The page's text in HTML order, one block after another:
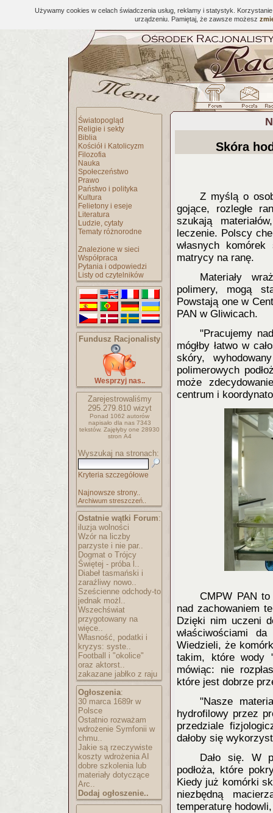
Używamy cookies w celach świadczenia usług, reklamy i statystyk.
urządzeniu. Pamiętaj, że zawsze możesz
Światopogląd
Religie i sekty
Biblia
Kościół i Katolicyzm
Filozofia
Nauka
Społeczeństwo
Prawo
Państwo i polityka
Kultura
Felietony i eseje
Literatura
Ludzie, cytaty
Tematy różnorodne
Znalezione w sieci
Współpraca
Pytania i odpowiedzi
Listy od czytelników
Fundusz Racjonalisty
Wesprzyj nas..
Zarejestrowaliśmy
295.279.810wizyt
Ponad 1062 autorów
napisało dla nas 7343
tekstów. Zajęłyby one 28930
stron A4
Wyszukaj na stronach:
Kryteria szczegółowe
Najnowsze strony..
Archiwum streszczeń..
Ostatnie wątki Forum:
iluzja wolności
Wzór na liczby
parzyste i nie par..
Dogmat o Trójcy
Świętej - próba l..
Diabeł tasmański i
zaraźliwy nowo..
Sześcienne odchody-to
jednak możl..
Wszechświat
przygotowany na
więce..
Własność, podatki i
kryzys: syste..
Football i "okolice"
oraz aktorst..
zakazane jabłko z raju
Ogłoszenia:
30 marca 1689r w
Polsce
Ostatnio rozważam
wdrożenie Symfonii w
chmu..
Jakie są rzeczywiste
koszty wdrożenia AI
dobre szkolenia lub
materiały dotyczące
Arc..
Dodaj ogłoszenie..
Skóra
Z myślą o
gojące, rozległe
szukają
leczenie. Polscy
własnych
matrycy na ranę.
Materiały
polimery, mogą
Powstają one w
PAN w Gliwicach.
"Pracujemy
mógłby łatwo w
skóry,
polimerowych
może
centrum i
CMPW PAN
nad zachowaniem
Dzięki nim uczeni
właściwościami
Wiedzieli, że
takim, które wody
mówiąc: nie
które jest dobrze
"Nasze
hydrofilowy przez
przedziale
dałoby się
Dało się. W
podłoża, które
Kiedy już komórki
niezbędną
temperaturę